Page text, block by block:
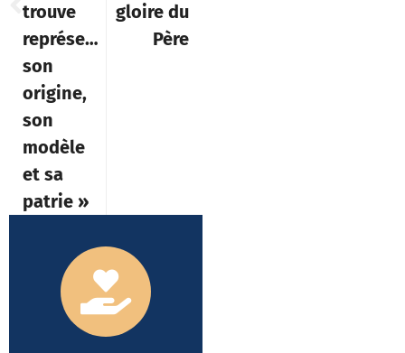
trouve
représentés
son
origine,
son
modèle
et sa
patrie »
gloire du
Père